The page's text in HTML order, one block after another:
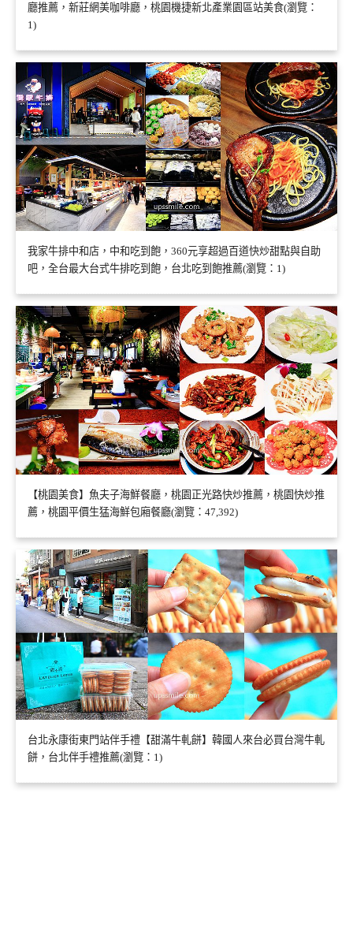
廳推薦，新莊網美咖啡廳，桃園機捷新北產業園區站美食(瀏覽：
1)
我家牛排中和店，中和吃到飽，360元享超過百道快炒甜點與自助
吧，全台最大台式牛排吃到飽，台北吃到飽推薦(瀏覽：1)
【桃園美食】魚夫子海鮮餐廳，桃園正光路快炒推薦，桃園快炒推
薦，桃園平價生猛海鮮包廂餐廳(瀏覽：47,392)
台北永康街東門站伴手禮【甜滿牛軋餅】韓國人來台必買台灣牛軋
餅，台北伴手禮推薦(瀏覽：1)